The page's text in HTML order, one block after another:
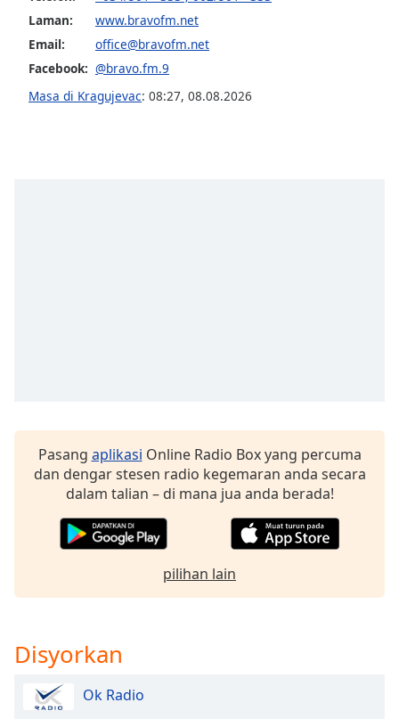
dialog
window.
Escape
cancel
Opacity
Background
Opacity
Font
Laman:
www.bravofm.net
Email:
office@bravofm.net
Facebook: @bravo.fm.9
Masa di Kragujevac: 08:27, 08.08.2026
Pasang aplikasi Online Radio Box yang percuma
dan dengar stesen radio kegemaran anda secara
dalam talian – di mana jua anda berada!
pilihan lain
Disyorkan
Ok Radio